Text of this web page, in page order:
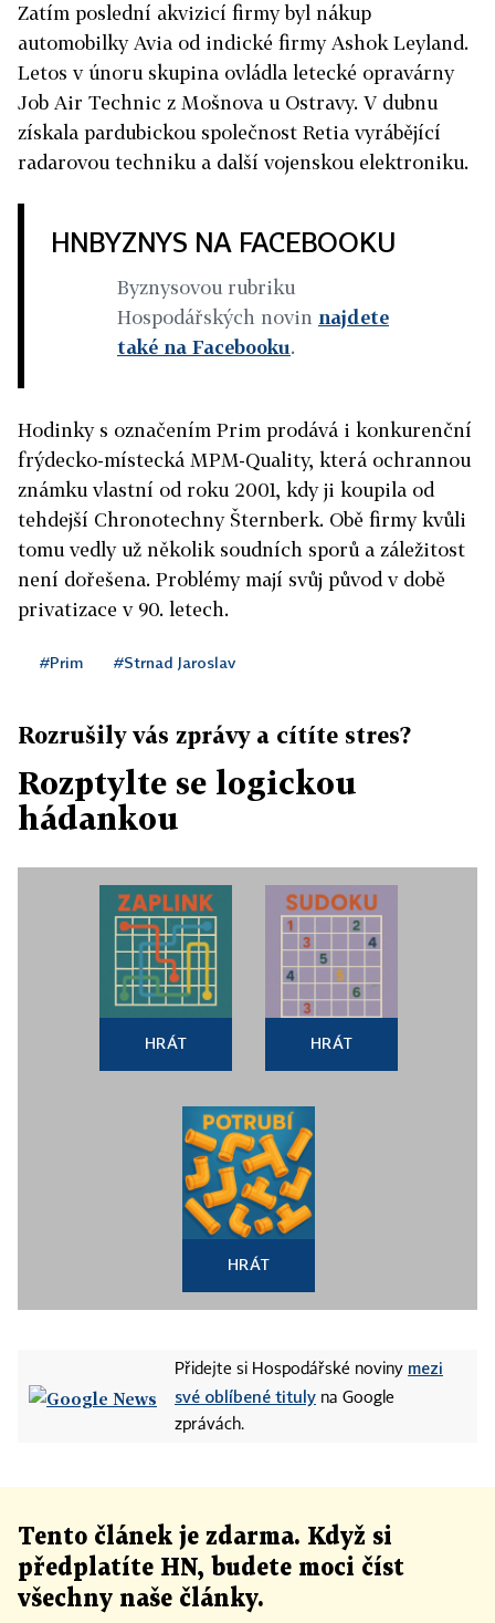
Zatím poslední akvizicí firmy byl nákup
automobilky Avia od indické firmy Ashok Leyland.
Letos v únoru skupina ovládla letecké opravárny
Job Air Technic z Mošnova u Ostravy. V dubnu
získala pardubickou společnost Retia vyrábějící
radarovou techniku a další vojenskou elektroniku.
HNBYZNYS NA FACEBOOKU
Byznysovou rubriku
Hospodářských novin najdete
také na Facebooku.
Hodinky s označením Prim prodává i konkurenční
frýdecko-místecká MPM-Quality, která ochrannou
známku vlastní od roku 2001, kdy ji koupila od
tehdejší Chronotechny Šternberk. Obě firmy kvůli
tomu vedly už několik soudních sporů a záležitost
není dořešena. Problémy mají svůj původ v době
privatizace v 90. letech.
#Prim #Strnad Jaroslav
Rozrušily vás zprávy a cítíte stres?
Rozptylte se logickou
hádankou
HRÁT HRÁT
HRÁT
Přidejte si Hospodářské noviny mezi
své oblíbené tituly na Google
zprávách.
Tento článek je zdarma. Když si
předplatíte HN, budete moci číst
všechny naše články.